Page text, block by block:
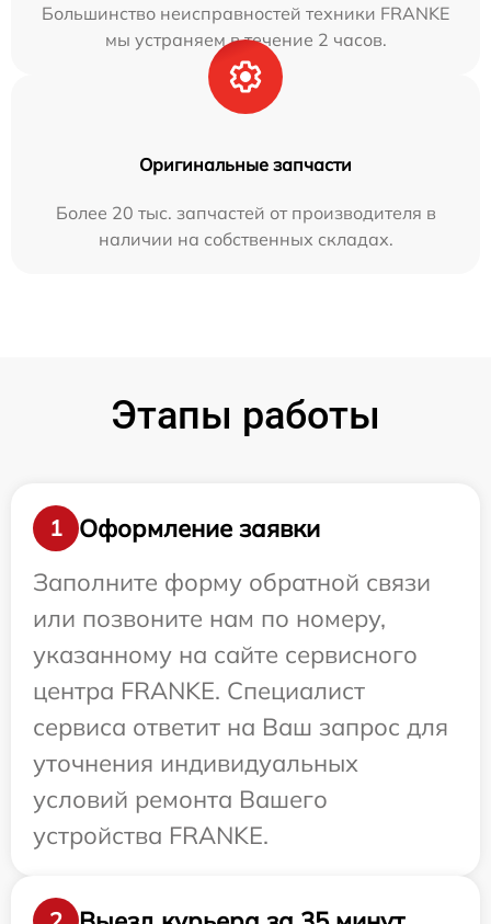
Большинство неисправностей техники FRANKE
мы устраняем в течение 2 часов.
Оригинальные запчасти
Более 20 тыс. запчастей от производителя в
наличии на собственных складах.
Этапы работы
1
Оформление заявки
Заполните форму обратной связи
или позвоните нам по номеру,
указанному на сайте сервисного
центра FRANKE. Специалист
сервиса ответит на Ваш запрос для
уточнения индивидуальных
условий ремонта Вашего
устройства FRANKE.